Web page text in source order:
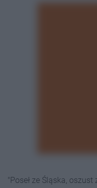
"Poseł ze Śląska,